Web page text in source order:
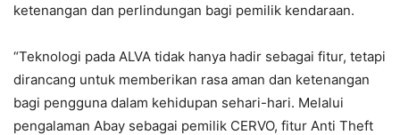
ketenangan dan perlindungan bagi pemilik kendaraan.
“Teknologi pada ALVA tidak hanya hadir sebagai fitur, tetapi
dirancang untuk memberikan rasa aman dan ketenangan
bagi pengguna dalam kehidupan sehari-hari. Melalui
pengalaman Abay sebagai pemilik CERVO, fitur Anti Theft